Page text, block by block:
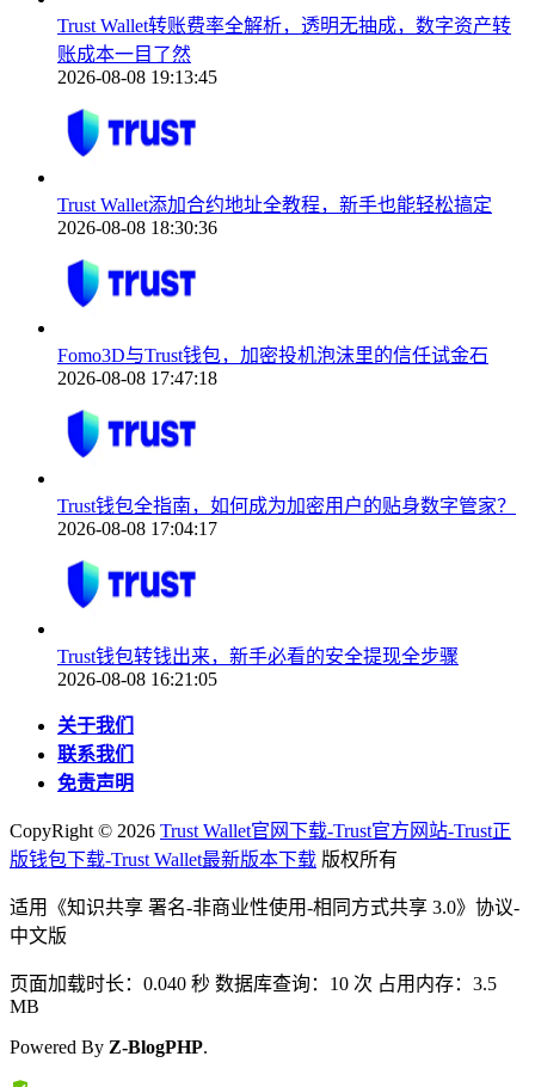
Trust Wallet转账费率全解析，透明无抽成，数字资产转
账成本一目了然
2026-08-08 19:13:45
Trust Wallet添加合约地址全教程，新手也能轻松搞定
2026-08-08 18:30:36
Fomo3D与Trust钱包，加密投机泡沫里的信任试金石
2026-08-08 17:47:18
Trust钱包全指南，如何成为加密用户的贴身数字管家？
2026-08-08 17:04:17
Trust钱包转钱出来，新手必看的安全提现全步骤
2026-08-08 16:21:05
关于我们
联系我们
免责声明
CopyRight © 2026 Trust Wallet官网下载-Trust官方网站-Trust正
版钱包下载-Trust Wallet最新版本下载 版权所有
适用《知识共享 署名-非商业性使用-相同方式共享 3.0》协议-
中文版
页面加载时长：0.040 秒 数据库查询：10 次 占用内存：3.5
MB
Powered By Z-BlogPHP.